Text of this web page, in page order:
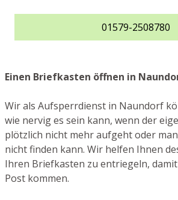
01579-2508780
Einen Briefkasten öffnen in
Wir als Aufsperrdienst in Naundorf
wie nervig es sein kann, wenn der
plötzlich nicht mehr aufgeht oder
nicht finden kann. Wir helfen Ihnen
Ihren Briefkasten zu entriegeln,
Post kommen.